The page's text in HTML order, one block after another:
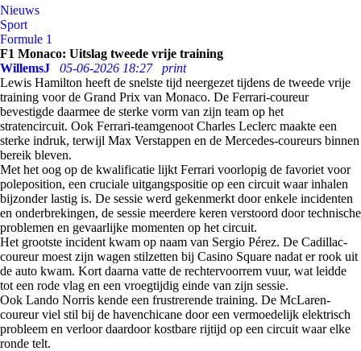
Nieuws
Sport
Formule 1
F1 Monaco: Uitslag tweede vrije training
WillemsJ
05-06-2026 18:27
print
Lewis Hamilton heeft de snelste tijd neergezet tijdens de tweede vrije
training voor de Grand Prix van Monaco. De Ferrari-coureur
bevestigde daarmee de sterke vorm van zijn team op het
stratencircuit. Ook Ferrari-teamgenoot Charles Leclerc maakte een
sterke indruk, terwijl Max Verstappen en de Mercedes-coureurs binnen
bereik bleven.
Met het oog op de kwalificatie lijkt Ferrari voorlopig de favoriet voor
poleposition, een cruciale uitgangspositie op een circuit waar inhalen
bijzonder lastig is. De sessie werd gekenmerkt door enkele incidenten
en onderbrekingen, de sessie meerdere keren verstoord door technische
problemen en gevaarlijke momenten op het circuit.
Het grootste incident kwam op naam van Sergio Pérez. De Cadillac-
coureur moest zijn wagen stilzetten bij Casino Square nadat er rook uit
de auto kwam. Kort daarna vatte de rechtervoorrem vuur, wat leidde
tot een rode vlag en een vroegtijdig einde van zijn sessie.
Ook Lando Norris kende een frustrerende training. De McLaren-
coureur viel stil bij de havenchicane door een vermoedelijk elektrisch
probleem en verloor daardoor kostbare rijtijd op een circuit waar elke
ronde telt.